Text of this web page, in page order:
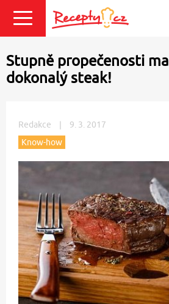
Přihlásit se
Stupně propečenosti
dokonalý steak!
Redakce
9. 3. 2017
Know-how